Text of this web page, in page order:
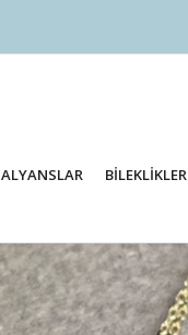
ALYANSLAR BİLEKLİKLER